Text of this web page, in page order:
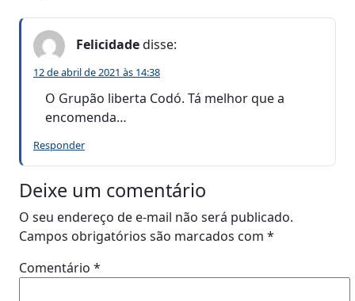
Felicidadedisse:
12 de abril de 2021 às 14:38
O Grupão liberta Codó. Tá melhor que a
encomenda…
Responder
Deixe um comentário
O seu endereço de e-mail não será publicado.
Campos obrigatórios são marcados com *
Comentário *